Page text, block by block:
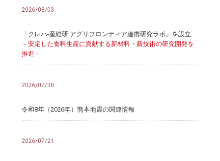
2026/08/03
「クレハ-産総研 アグリフロンティア連携研究ラボ」を設立
－安定した食料生産に貢献する新材料・新技術の研究開発を
推進－
2026/07/30
令和8年（2026年）熊本地震の関連情報
2026/07/21